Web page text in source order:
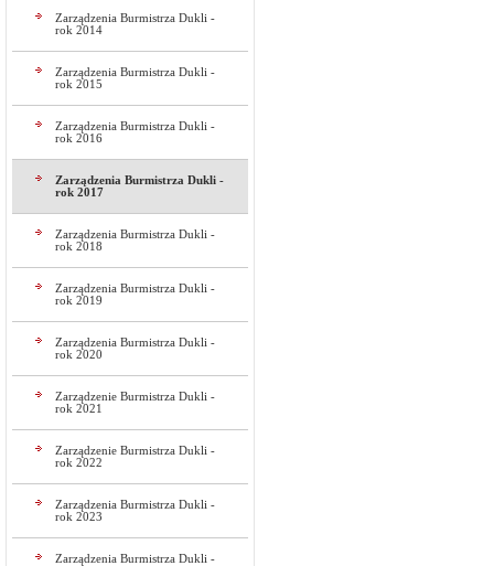
Zarządzenia Burmistrza Dukli -
rok 2014
Zarządzenia Burmistrza Dukli -
rok 2015
Zarządzenia Burmistrza Dukli -
rok 2016
Zarządzenia Burmistrza Dukli -
rok 2017
Zarządzenia Burmistrza Dukli -
rok 2018
Zarządzenia Burmistrza Dukli -
rok 2019
Zarządzenia Burmistrza Dukli -
rok 2020
Zarządzenie Burmistrza Dukli -
rok 2021
Zarządzenie Burmistrza Dukli -
rok 2022
Zarządzenia Burmistrza Dukli -
rok 2023
Zarządzenia Burmistrza Dukli -